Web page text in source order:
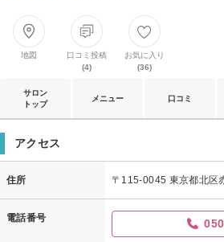
地図
口コミ投稿
(4)
お気に入り
(36)
サロン
トップ
メニュー 口コミ
アクセス
住所 〒115-0045 東京都北区
電話番号